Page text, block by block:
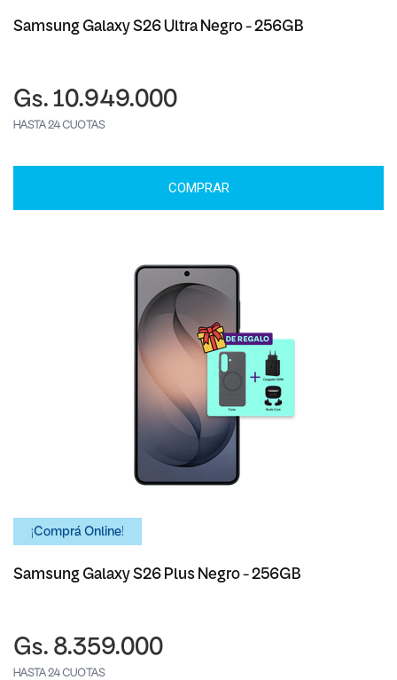
Samsung Galaxy S26 Ultra Negro - 256GB
Gs. 10.949.000
HASTA 24 CUOTAS
COMPRAR
¡Comprá Online!
Samsung Galaxy S26 Plus Negro - 256GB
Gs. 8.359.000
HASTA 24 CUOTAS